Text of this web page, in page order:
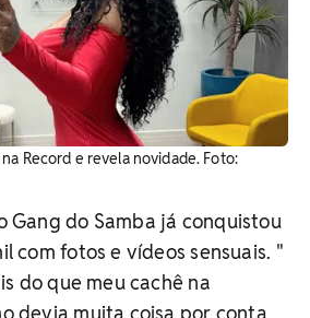
Record e revela novidade. Foto:
Gang do Samba já conquistou
com fotos e vídeos sensuais. "
do que meu cachê na
devia muita coisa por conta